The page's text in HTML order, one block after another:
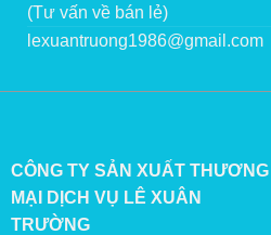
(Tư vấn về bán lẻ)
lexuantruong1986@gmail.com
CÔNG TY SẢN XUẤT THƯƠNG
MẠI DỊCH VỤ LÊ XUÂN
TRƯỜNG